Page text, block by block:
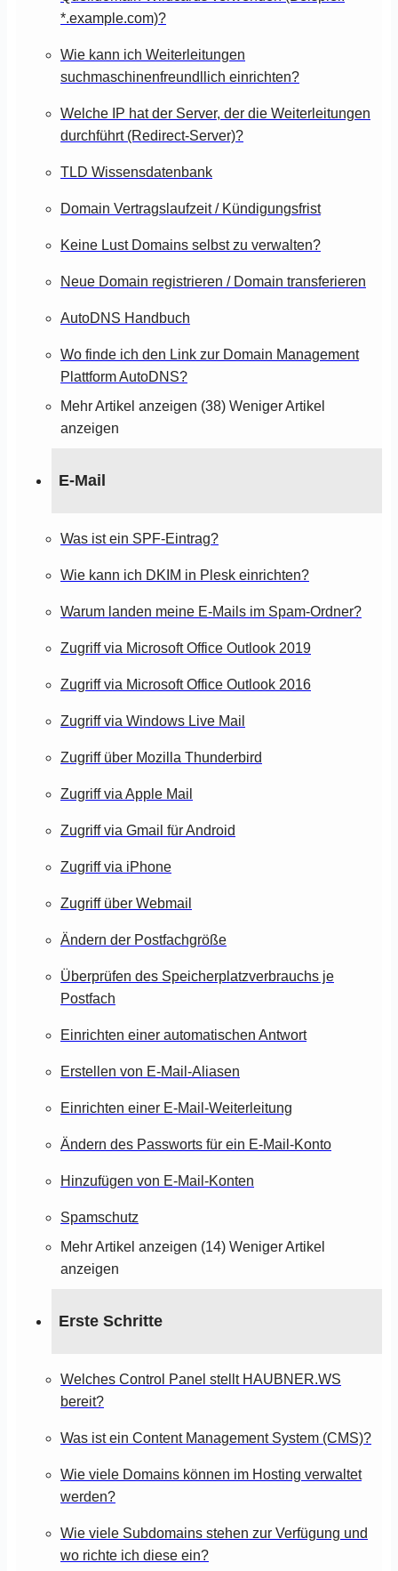
*.example.com)?
Wie kann ich Weiterleitungen
suchmaschinenfreundllich einrichten?
Welche IP hat der Server, der die Weiterleitungen
durchführt (Redirect-Server)?
TLD Wissensdatenbank
Domain Vertragslaufzeit / Kündigungsfrist
Keine Lust Domains selbst zu verwalten?
Neue Domain registrieren / Domain transferieren
AutoDNS Handbuch
Wo finde ich den Link zur Domain Management
Plattform AutoDNS?
Mehr Artikel anzeigen (38) Weniger Artikel
anzeigen
E-Mail
Was ist ein SPF-Eintrag?
Wie kann ich DKIM in Plesk einrichten?
Warum landen meine E-Mails im Spam-Ordner?
Zugriff via Microsoft Office Outlook 2019
Zugriff via Microsoft Office Outlook 2016
Zugriff via Windows Live Mail
Zugriff über Mozilla Thunderbird
Zugriff via Apple Mail
Zugriff via Gmail für Android
Zugriff via iPhone
Zugriff über Webmail
Ändern der Postfachgröße
Überprüfen des Speicherplatzverbrauchs je
Postfach
Einrichten einer automatischen Antwort
Erstellen von E-Mail-Aliasen
Einrichten einer E-Mail-Weiterleitung
Ändern des Passworts für ein E-Mail-Konto
Hinzufügen von E-Mail-Konten
Spamschutz
Mehr Artikel anzeigen (14) Weniger Artikel
anzeigen
Erste Schritte
Welches Control Panel stellt HAUBNER.WS
bereit?
Was ist ein Content Management System (CMS)?
Wie viele Domains können im Hosting verwaltet
werden?
Wie viele Subdomains stehen zur Verfügung und
wo richte ich diese ein?